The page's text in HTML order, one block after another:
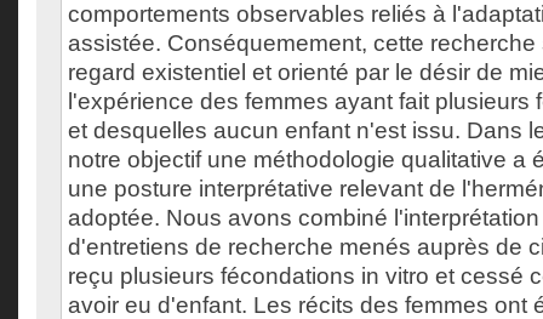
comportements observables reliés à
assistée. Conséquemement, cette
regard existentiel et orienté par le désir de
l'expérience des femmes ayant fait plusieurs
et desquelles aucun enfant n'est issu. Dans
notre objectif une méthodologie qualitative a
une posture interprétative relevant de
adoptée. Nous avons combiné
d'entretiens de recherche menés auprès de
reçu plusieurs fécondations in vitro et cessé
avoir eu d'enfant. Les récits des femmes ont